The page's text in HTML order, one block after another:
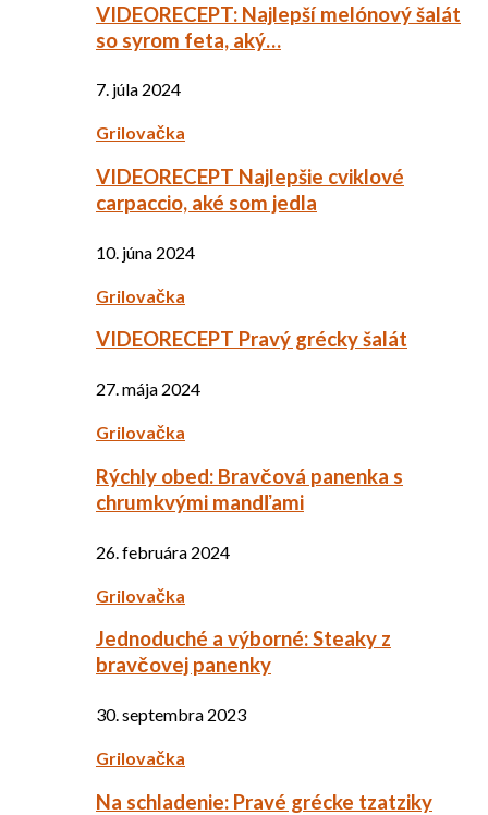
VIDEORECEPT: Najlepší melónový šalát
so syrom feta, aký…
7. júla 2024
Grilovačka
VIDEORECEPT Najlepšie cviklové
carpaccio, aké som jedla
10. júna 2024
Grilovačka
VIDEORECEPT Pravý grécky šalát
27. mája 2024
Grilovačka
Rýchly obed: Bravčová panenka s
chrumkvými mandľami
26. februára 2024
Grilovačka
Jednoduché a výborné: Steaky z
bravčovej panenky
30. septembra 2023
Grilovačka
Na schladenie: Pravé grécke tzatziky